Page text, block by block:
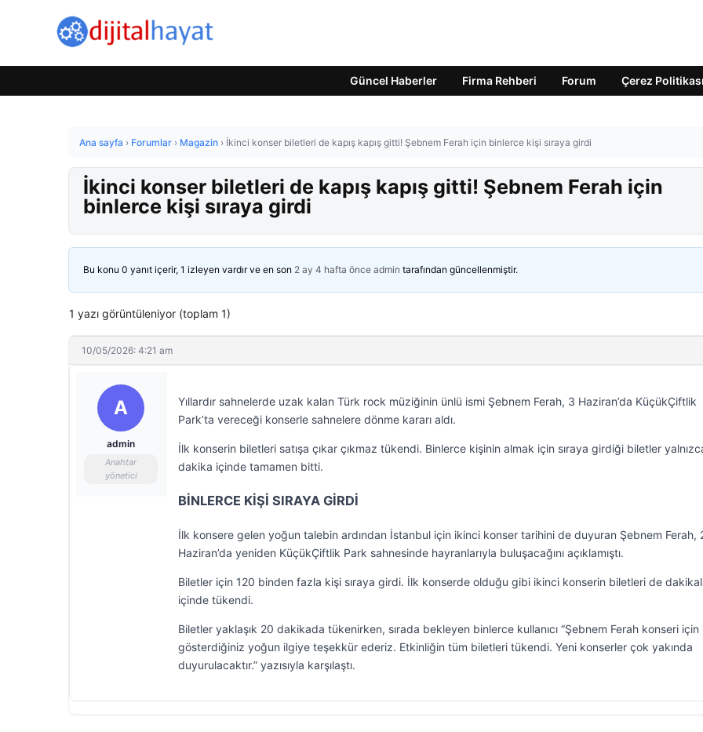
Güncel Haberler Firma Rehberi Forum Çerez Politikası
Ana sayfa › Forumlar › Magazin › İkinci konser biletleri de kapış kapış gitti! Şebnem Ferah için binlerce kişi sıraya girdi
İkinci konser biletleri de kapış kapış gitti! Şebnem Ferah için
binlerce kişi sıraya girdi
Bu konu 0 yanıt içerir, 1 izleyen vardır ve en son 2 ay 4 hafta önce admin tarafından güncellenmiştir.
1 yazı görüntüleniyor (toplam 1)
10/05/2026: 4:21 am
A
admin
Anahtar
yönetici
Yıllardır sahnelerde uzak kalan Türk rock müziğinin ünlü ismi Şebnem Ferah, 3 Haziran’da KüçükÇiftlik
Park’ta vereceği konserle sahnelere dönme kararı aldı.
İlk konserin biletleri satışa çıkar çıkmaz tükendi. Binlerce kişinin almak için sıraya girdiği biletler
dakika içinde tamamen bitti.
BİNLERCE KİŞİ SIRAYA GİRDİ
İlk konsere gelen yoğun talebin ardından İstanbul için ikinci konser tarihini de duyuran Şebnem Ferah,
Haziran’da yeniden KüçükÇiftlik Park sahnesinde hayranlarıyla buluşacağını açıklamıştı.
Biletler için 120 binden fazla kişi sıraya girdi. İlk konserde olduğu gibi ikinci konserin biletleri de
içinde tükendi.
Biletler yaklaşık 20 dakikada tükenirken, sırada bekleyen binlerce kullanıcı “Şebnem Ferah konseri için
gösterdiğiniz yoğun ilgiye teşekkür ederiz. Etkinliğin tüm biletleri tükendi. Yeni konserler çok yakında
duyurulacaktır.” yazısıyla karşılaştı.